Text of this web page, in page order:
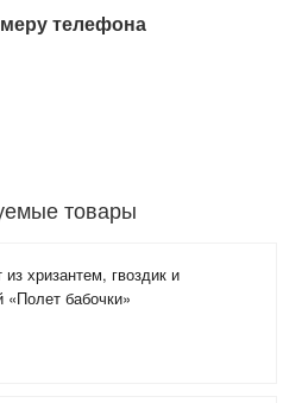
телефона
товары
хризантем, гвоздик и
«Полет бабочки»